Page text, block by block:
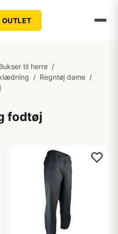
OUTLET
til herre /
/ Regntøj dame /
fodtøj